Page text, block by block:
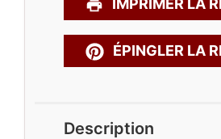
IMPRIMER LA
ÉPINGLER LA
Description